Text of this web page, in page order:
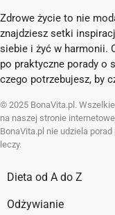
Zdrowe życie to nie
znajdziesz setki
siebie i żyć w harmonii.
po praktyczne porady o
czego potrzebujesz, by
© 2025 BonaVita.pl.
na naszej stronie
BonaVita.pl nie udziela
leczy.
Dieta od A do Z
Odżywianie